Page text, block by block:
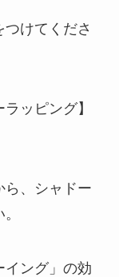
けてくださ
ッピング】
ら、シャドー
イング」の効